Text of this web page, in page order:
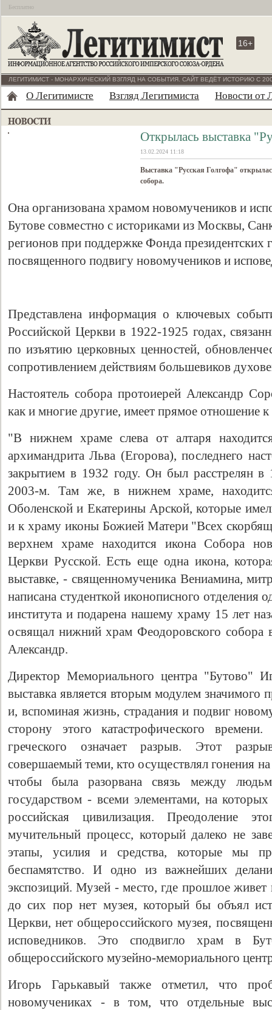
Бесплатно
16+
ЛЕГИТИМИСТ - МОНАРХИЧЕСКИЙ ВЗГЛЯД НА СОБЫТИЯ. САЙТ ВЕДЁТ ИСТОРИЮ С
О Легитимисте Взгляд Легитимиста Новости от
Открылась выставка
13.02.2024 11:18
Выставка "Русская Голгофа"
собора.
Она организована храмом новомучеников и
Бутове совместно с историками из Москвы,
регионов при поддержке Фонда президентских
посвященного подвигу новомучеников и
Представлена информация о ключевых
Российской Церкви в 1922-1925 годах,
по изъятию церковных ценностей,
сопротивлением действиям большевиков
Настоятель собора протоиерей Александр
как и многие другие, имеет прямое отношение
"В нижнем храме слева от алтаря
архимандрита Льва (Егорова), последнего
закрытием в 1932 году. Он был расстрелян в
2003-м. Там же, в нижнем храме,
Оболенской и Екатерины Арской, которые
и к храму иконы Божией Матери "Всех
верхнем храме находится икона Собора
Церкви Русской. Есть еще одна икона,
выставке, - священномученика Вениамина,
написана студенткой иконописного отделения
института и подарена нашему храму 15 лет
освящал нижний храм Феодоровского собора
Александр.
Директор Мемориального центра "Бутово"
выставка является вторым модулем значимого
и, вспоминая жизнь, страдания и подвиг
сторону этого катастрофического
греческого означает разрыв. Этот
совершаемый теми, кто осуществлял гонения
чтобы была разорвана связь между
государством - всеми элементами, на
российская цивилизация. Преодоление
мучительный процесс, который далеко не
этапы, усилия и средства, которые мы
беспамятство. И одно из важнейших
экспозиций. Музей - место, где прошлое
до сих пор нет музея, который бы объял
Церкви, нет общероссийского музея,
исповедников. Это сподвигло храм в
общероссийского музейно-мемориального
Игорь Гарькавый также отметил, что
новомучениках - в том, что отдельные
Свидетельство